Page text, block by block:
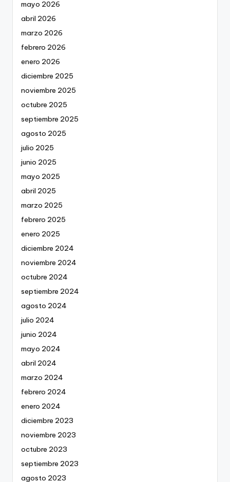
mayo 2026
abril 2026
marzo 2026
febrero 2026
enero 2026
diciembre 2025
noviembre 2025
octubre 2025
septiembre 2025
agosto 2025
julio 2025
junio 2025
mayo 2025
abril 2025
marzo 2025
febrero 2025
enero 2025
diciembre 2024
noviembre 2024
octubre 2024
septiembre 2024
agosto 2024
julio 2024
junio 2024
mayo 2024
abril 2024
marzo 2024
febrero 2024
enero 2024
diciembre 2023
noviembre 2023
octubre 2023
septiembre 2023
agosto 2023